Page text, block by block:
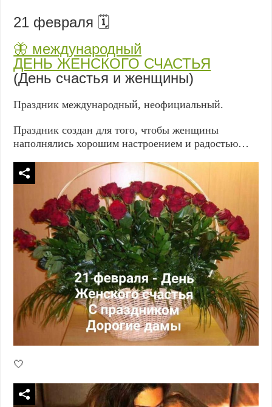
21 февраля 🗓️
🦋 международный
ДЕНЬ ЖЕНСКОГО СЧАСТЬЯ
(День счастья и женщины)
Праздник международный, неофициальный.
Праздник создан для того, чтобы женщины
наполнялись хорошим настроением и радостью…
🤍